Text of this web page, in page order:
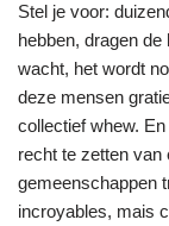
Stel je voor:
hebben, dragen
wacht, het wordt
deze mensen
collectief whew.
recht te zetten van
gemeenschappen
incroyables, mais